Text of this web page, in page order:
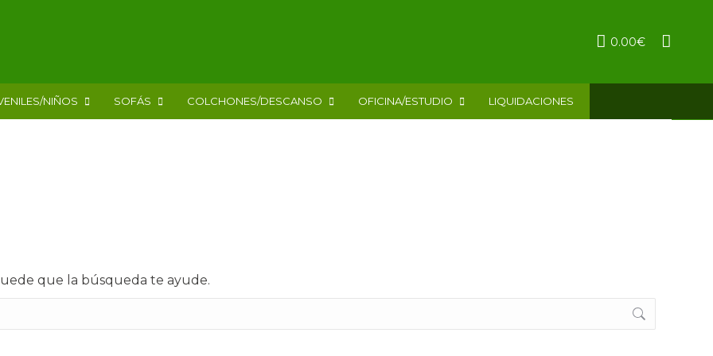
0.00€
NIÑOS SOFÁS COLCHONES/DESCANSO OFICINA/ESTUDIO LIQUIDACIONES
que la búsqueda te ayude.